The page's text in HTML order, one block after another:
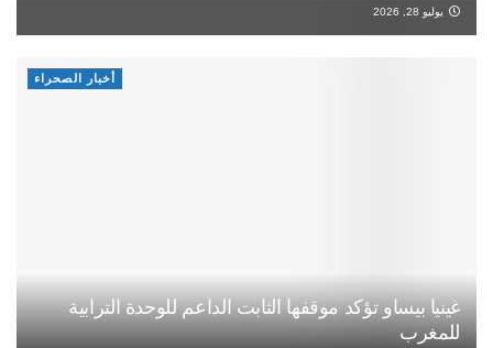
يوليو 28, 2026
أخبار الصحراء
غينيا بيساو تؤكد موقفها الثابت الداعم للوحدة الترابية
للمغرب